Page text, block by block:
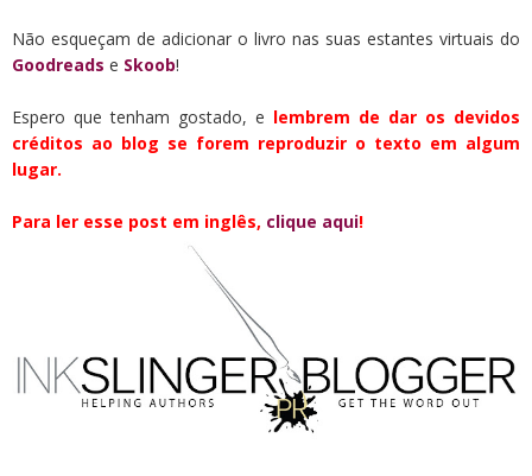
Não esqueçam de adicionar o livro nas suas estantes virtuais do
Goodreads e Skoob!
Espero que tenham gostado, e lembrem de dar os devidos
créditos ao blog se forem reproduzir o texto em algum
lugar.
Para ler esse post em inglês, clique aqui!